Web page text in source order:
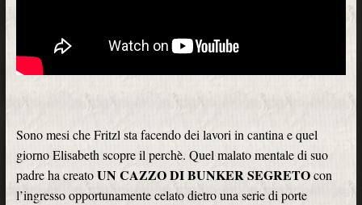
Sono mesi che Fritzl sta facendo dei lavori in cantina e quel
giorno Elisabeth scopre il perchè. Quel malato mentale di suo
padre ha creatoUN CAZZO DI BUNKER SEGRETOcon
l’ingresso opportunamente celato dietro una serie di porte